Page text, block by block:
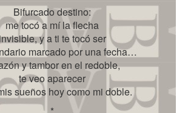
Bifurcado destino:
me tocó a mí la flecha
invisible, y a ti te tocó ser
marcado por una fecha…
y tambor en el redoble,
te veo aparecer
sueños hoy como mi doble.